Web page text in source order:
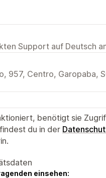
Support auf Deutsch
957, Centro, Garopaba,
benötigt sie
du in der
einsehen: